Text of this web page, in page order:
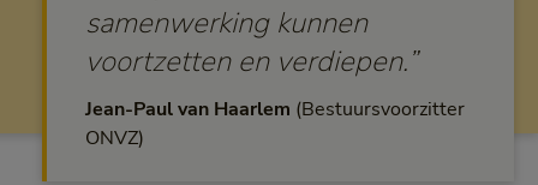
samenwerking kunnen
voortzetten en verdiepen.”
Jean-Paul van Haarlem Bestuursvoorzitter
ONVZ